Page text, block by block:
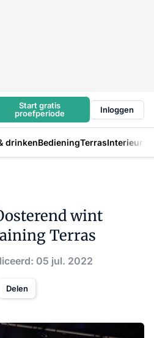
Start gratis
proefperiode
Inloggen
drinkenBedieningTerrasInterieur
wint
Terras
05 jul. 2022
Delen